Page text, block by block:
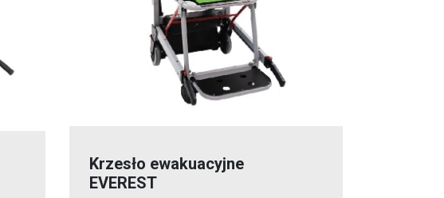
Krzesło ewakuacyjne
EVEREST